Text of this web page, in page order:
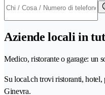
Aziende locali in
Medico, ristorante o garage: un
Su local.ch trovi ristoranti,
Ginevra.